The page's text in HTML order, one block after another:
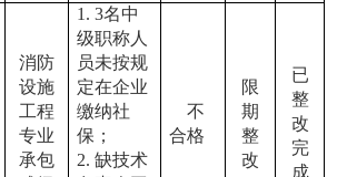
消防
设施
工程
专业
承包
1. 3名中
级职称人
员未按规
定在企业
缴纳社
保；
2. 缺技术
不
合格
限
期
整
改
已
整
改
完
成